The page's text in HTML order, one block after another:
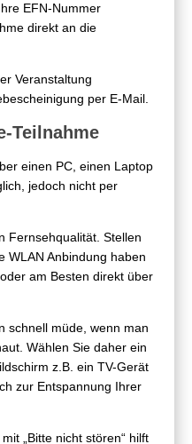
EFN-Nummer
direkt an die
Veranstaltung
per E-Mail.
Teilnahme
einen PC, einen Laptop
jedoch nicht per
Fernsehqualität. Stellen
WLAN Anbindung haben
am Besten direkt über
schnell müde, wenn man
Wählen Sie daher ein
z.B. ein TV-Gerät
zur Entspannung Ihrer
„Bitte nicht stören“ hilft